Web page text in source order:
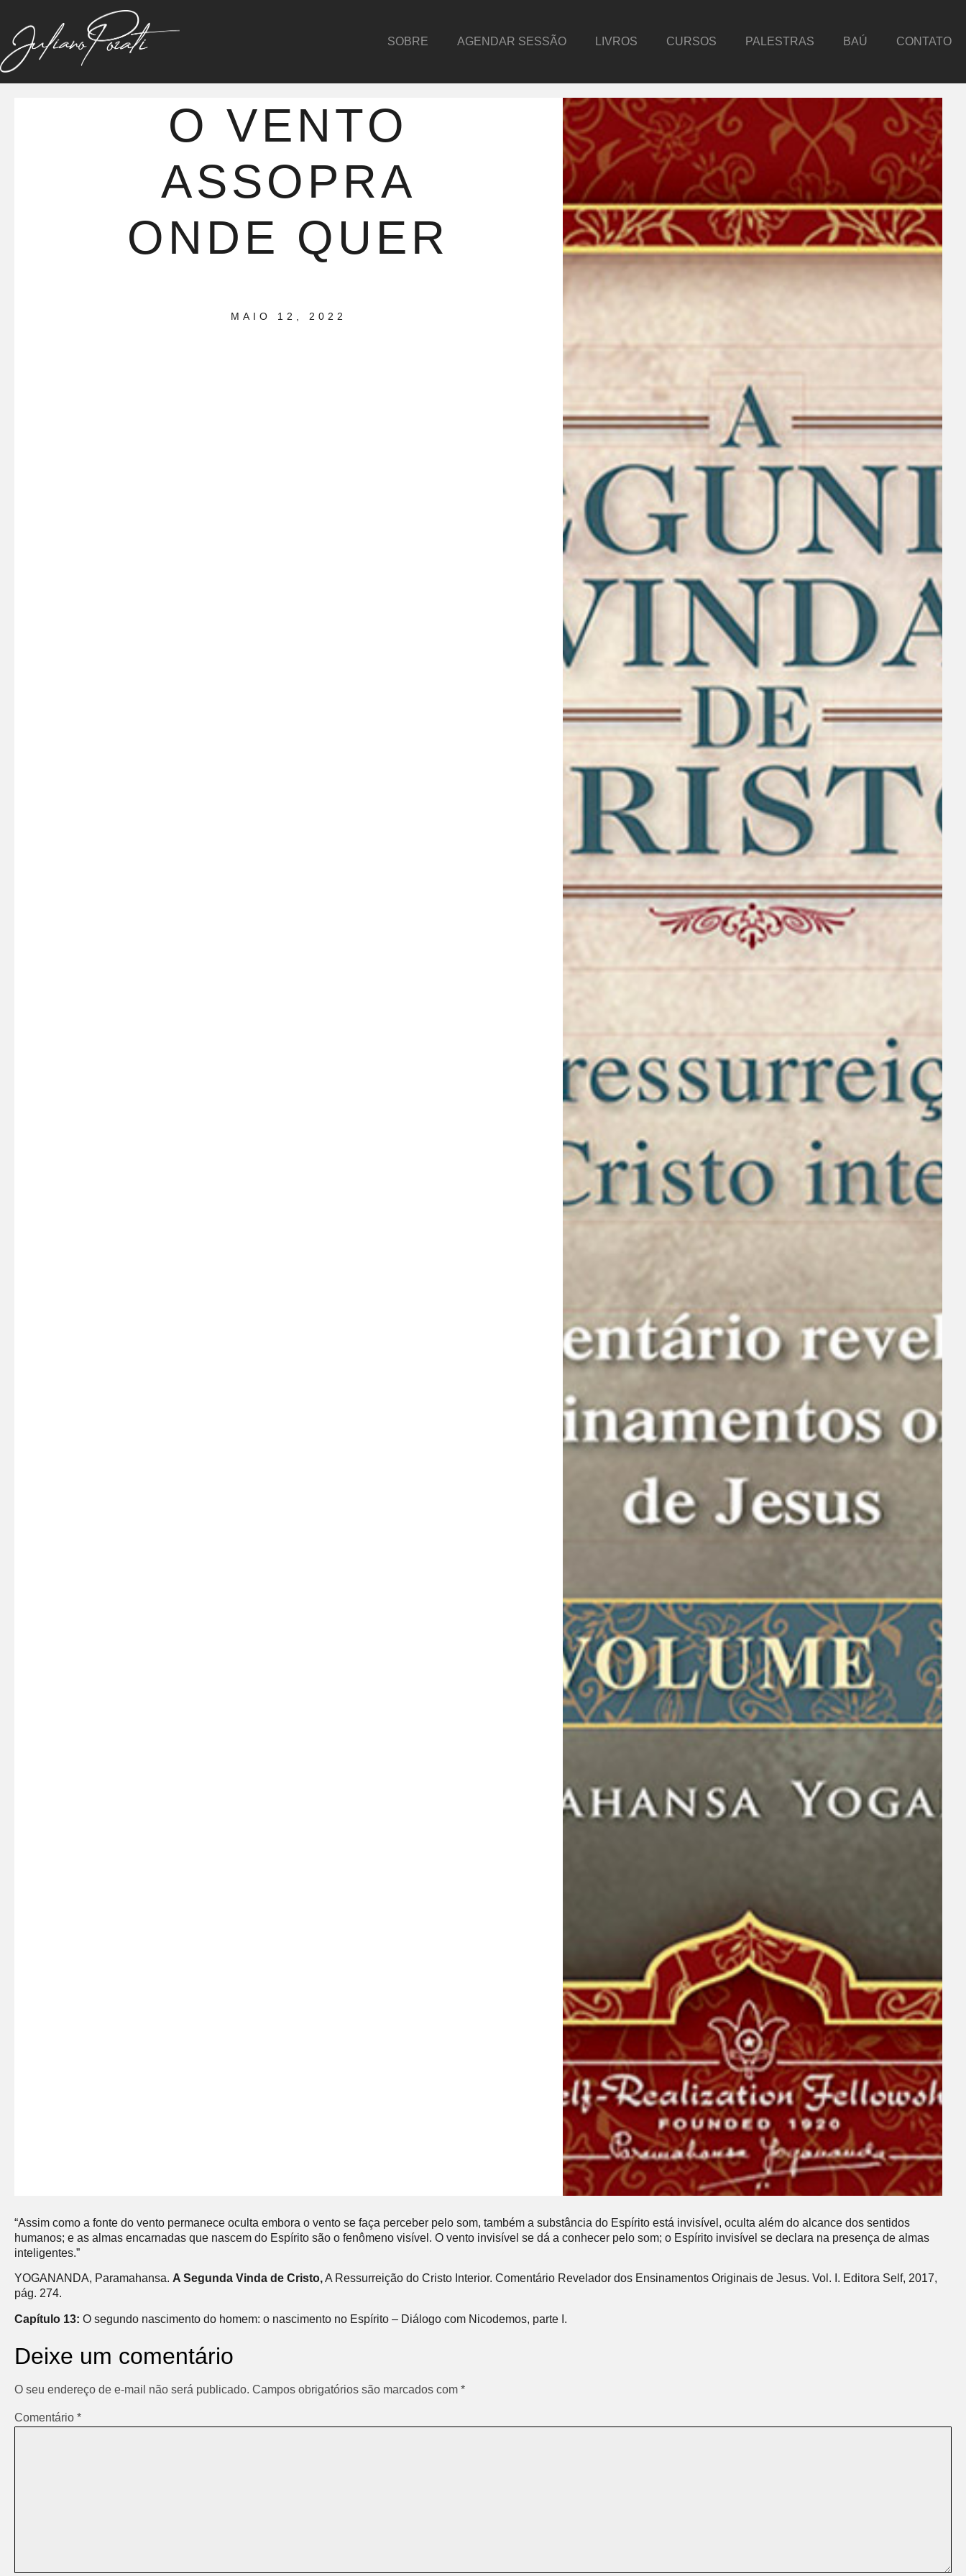
SOBRE AGENDAR SESSÃO LIVROS CURSOS PALESTRAS BAÚ CONTATO
O VENTO
ASSOPRA
ONDE QUER
MAIO 12, 2022
“Assim como a fonte do vento permanece oculta embora o vento se faça perceber pelo som, também a substância do Espírito está invisível, oculta além do alcance dos sentidos
humanos; e as almas encarnadas que nascem do Espírito são o fenômeno visível. O vento invisível se dá a conhecer pelo som; o Espírito invisível se declara na presença de almas
inteligentes.”
YOGANANDA, Paramahansa. A Segunda Vinda de Cristo,A Ressurreição do Cristo Interior. Comentário Revelador dos Ensinamentos Originais de Jesus. Vol. I. Editora Self, 2017,
pág. 274.
Capítulo 13: O segundo nascimento do homem: o nascimento no Espírito – Diálogo com Nicodemos, parte I.
Deixe um comentário
O seu endereço de e-mail não será publicado. Campos obrigatórios são marcados com *
Comentário *